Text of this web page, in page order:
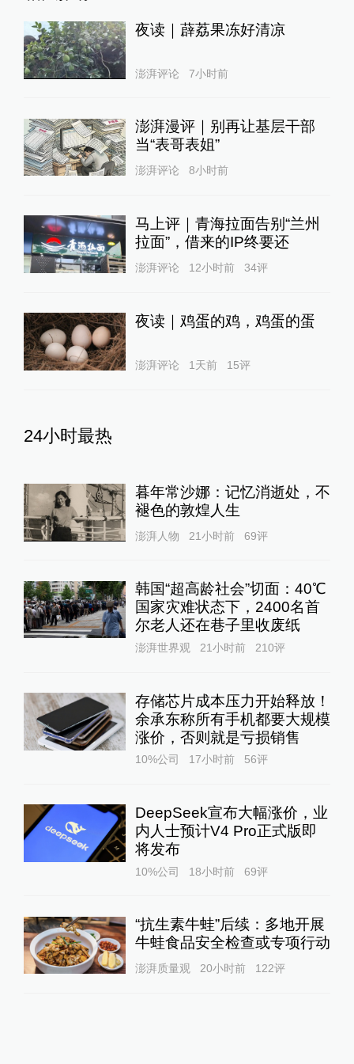
夜读｜薜荔果冻好清凉
澎湃评论 7小时前
澎湃漫评｜别再让基层干部
当“表哥表姐”
澎湃评论 8小时前
马上评｜青海拉面告别“兰州
拉面”，借来的IP终要还
澎湃评论 12小时前 34评
夜读｜鸡蛋的鸡，鸡蛋的蛋
澎湃评论 1天前 15评
24小时最热
暮年常沙娜：记忆消逝处，不
褪色的敦煌人生
澎湃人物 21小时前 69评
韩国“超高龄社会”切面：40℃
国家灾难状态下，2400名首
尔老人还在巷子里收废纸
澎湃世界观 21小时前 210评
存储芯片成本压力开始释放！
余承东称所有手机都要大规模
涨价，否则就是亏损销售
10%公司 17小时前 56评
DeepSeek宣布大幅涨价，业
内人士预计V4 Pro正式版即
将发布
10%公司 18小时前 69评
“抗生素牛蛙”后续：多地开展
牛蛙食品安全检查或专项行动
澎湃质量观 20小时前 122评